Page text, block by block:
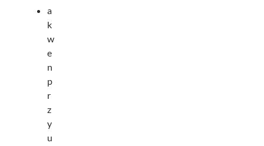
a
k
w
e
n
p
r
z
y
u